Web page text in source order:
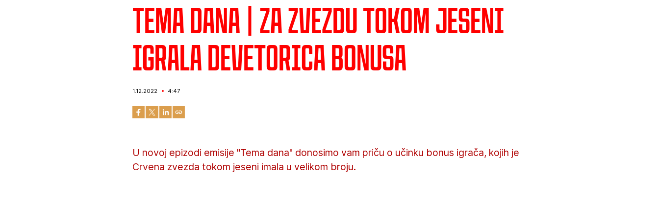
Tema dana | Za Zvezdu tokom jeseni
igrala devetorica bonusa
1.12.2022 4:47
U novoj epizodi emisije "Tema dana" donosimo vam priču o učinku bonus igrača, kojih je
Crvena zvezda tokom jeseni imala u velikom broju.